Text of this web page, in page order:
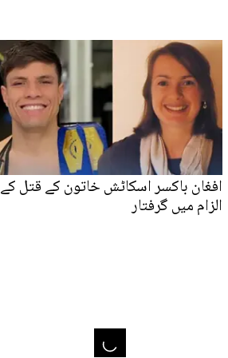
افغان باکسر اسکاٹش خاتون کے قتل کے
الزام میں گرفتار